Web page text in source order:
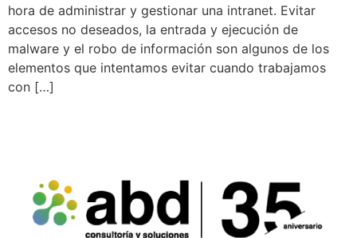
hora de administrar y gestionar una intranet. Evitar
accesos no deseados, la entrada y ejecución de
malware y el robo de información son algunos de los
elementos que intentamos evitar cuando trabajamos
con […]